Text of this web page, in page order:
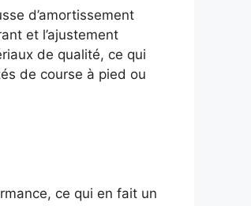
d’amortissement
et l’ajustement
de qualité, ce qui
de course à pied ou
ce qui en fait un